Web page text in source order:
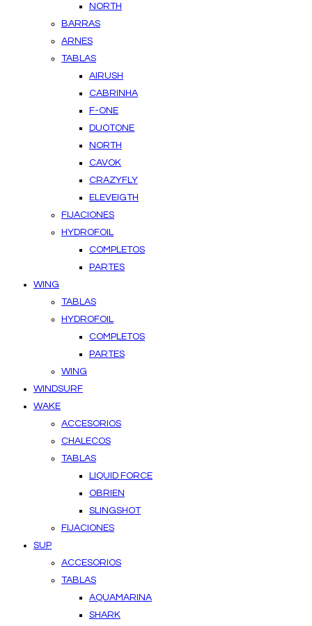
NORTH
BARRAS
ARNES
TABLAS
AIRUSH
CABRINHA
F-ONE
DUOTONE
NORTH
CAVOK
CRAZYFLY
ELEVEIGTH
FIJACIONES
HYDROFOIL
COMPLETOS
PARTES
WING
TABLAS
HYDROFOIL
COMPLETOS
PARTES
WING
WINDSURF
WAKE
ACCESORIOS
CHALECOS
TABLAS
LIQUID FORCE
OBRIEN
SLINGSHOT
FIJACIONES
SUP
ACCESORIOS
TABLAS
AQUAMARINA
SHARK